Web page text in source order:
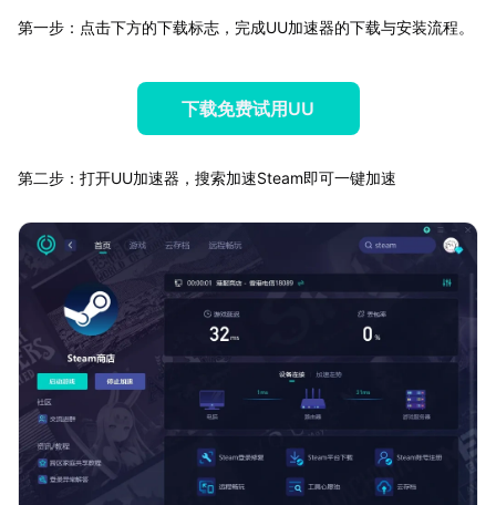
第一步：点击下方的下载标志，完成UU加速器的下载与安装流程。
下载免费试用UU
第二步：打开UU加速器，搜索加速Steam即可一键加速